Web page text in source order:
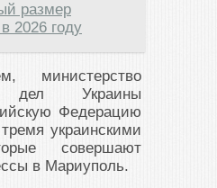
размер
2026 году
министерство
дел Украины
Федерацию
украинскими
совершают
в Мариуполь.